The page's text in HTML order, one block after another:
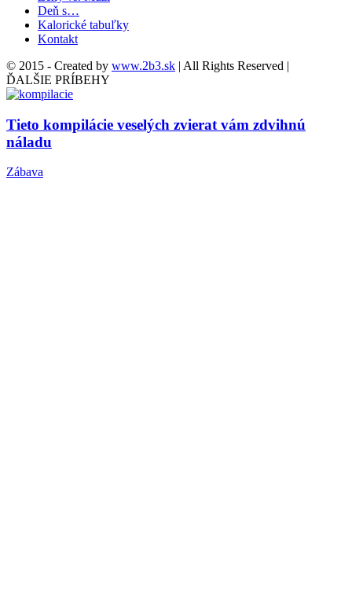
Deň s…
Kalorické tabuľky
Kontakt
© 2015 - Created by www.2b3.sk | All Rights Reserved |
ĎALŠIE PRÍBEHY
Tieto kompilácie veselých zvierat vám zdvihnú
náladu
Zábava